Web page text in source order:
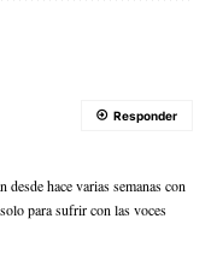
hace varias semanas con
para sufrir con las voces
Responder